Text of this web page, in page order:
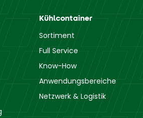
Kühlcontainer
Sortiment
Full Service
Know-How
Anwendungsbereiche
Netzwerk & Logistik